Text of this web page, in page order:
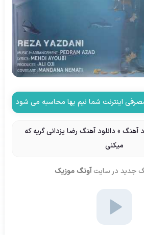
اینترنت شما نیم بها محاسبه می شود
آهنگ » دانلود آهنگ رضا یزدانی گریه که
میکنی
جدید در سایت آونگ موزیک